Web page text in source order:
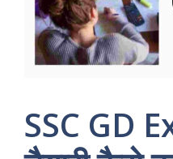
SSC GD